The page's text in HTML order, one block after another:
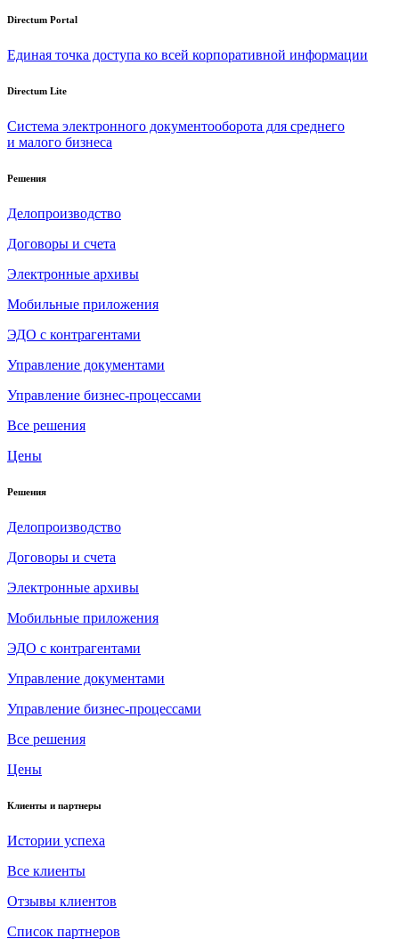
Directum Portal
Единая точка доступа ко всей корпоративной информации
Directum Lite
Система электронного документооборота для среднего
и малого бизнеса
Решения
Делопроизводство
Договоры и счета
Электронные архивы
Мобильные приложения
ЭДО с контрагентами
Управление документами
Управление бизнес-процессами
Все решения
Цены
Решения
Делопроизводство
Договоры и счета
Электронные архивы
Мобильные приложения
ЭДО с контрагентами
Управление документами
Управление бизнес-процессами
Все решения
Цены
Клиенты и партнеры
Истории успеха
Все клиенты
Отзывы клиентов
Список партнеров